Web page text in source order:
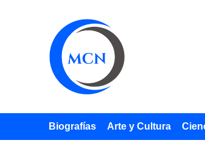
Biografías Arte y Cultura